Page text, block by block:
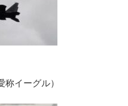
称イーグル）